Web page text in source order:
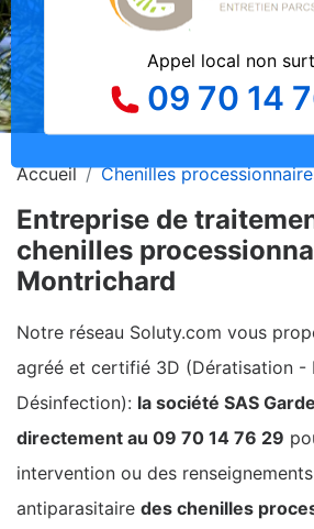
Appel local non
09 70 14
Accueil Chenilles
Entreprise de
chenilles
Montrichard
Notre réseau Soluty.com vous
agréé et certifié 3D (Dératisation -
Désinfection): la société SAS
directement au 09 70 14 76 29
intervention ou des
antiparasitaire des chenilles